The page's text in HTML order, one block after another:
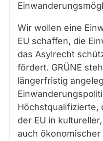
Wir wollen eine
EU schaffen, die
das Asylrecht
fördert. GRÜNE
längerfristig
Höchstqualifizierte,
der EU in
auch